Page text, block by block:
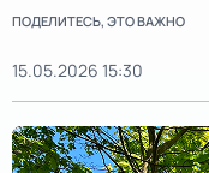
ПОДЕЛИТЕСЬ, ЭТО ВАЖНО
15.05.2026 15:30